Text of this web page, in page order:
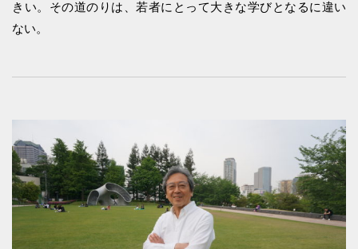
きい。その道のりは、若者にとって大きな学びとなるに違い
ない。